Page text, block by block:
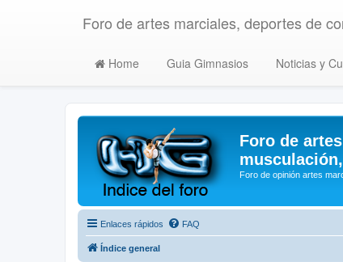
Foro de artes marciales, deportes de
Home Guia Gimnasios Noticias y
Foro de
Foro de opinión artes
Enlaces rápidos FAQ
Índice general